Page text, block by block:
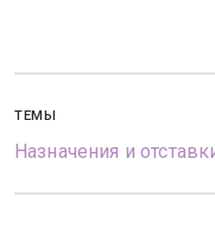
ТЕМЫ
Назначения и